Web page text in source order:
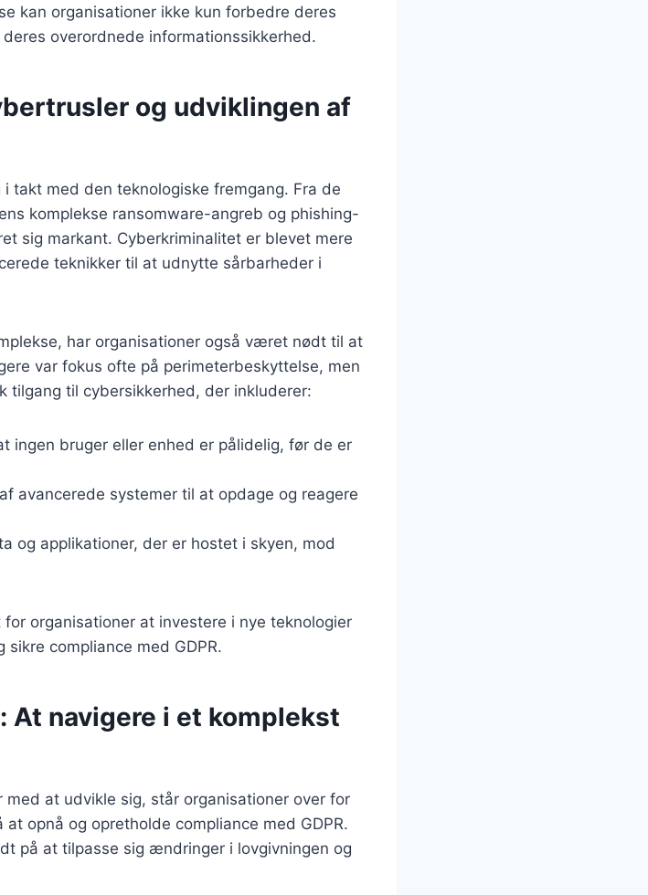
kan organisationer ikke kun forbedre deres
overordnede informationssikkerhed.
og udviklingen af
takt med den teknologiske fremgang. Fra de
komplekse ransomware-angreb og phishing-
sig markant. Cyberkriminalitet er blevet mere
teknikker til at udnytte sårbarheder i
har organisationer også været nødt til at
var fokus ofte på perimeterbeskyttelse, men
til cybersikkerhed, der inkluderer:
ingen bruger eller enhed er pålidelig, før de er
avancerede systemer til at opdage og reagere
og applikationer, der er hostet i skyen, mod
organisationer at investere i nye teknologier
compliance med GDPR.
navigere i et komplekst
at udvikle sig, står organisationer over for
opnå og opretholde compliance med GDPR.
på at tilpasse sig ændringer i lovgivningen og